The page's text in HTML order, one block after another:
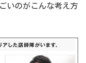
いのがこんな考え方